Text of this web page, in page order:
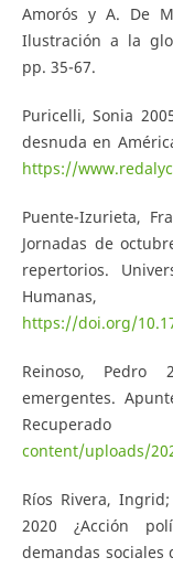
Amorós y A. De
Ilustración a la
pp. 35-67.
Puricelli, Sonia
desnuda en
https://
Puente-Izurieta,
Jornadas de
repertorios.
https://doi.org/
Reinoso, Pedro
emergentes.
content/uploads/
Ríos Rivera,
2020 ¿Acción
demandas sociales